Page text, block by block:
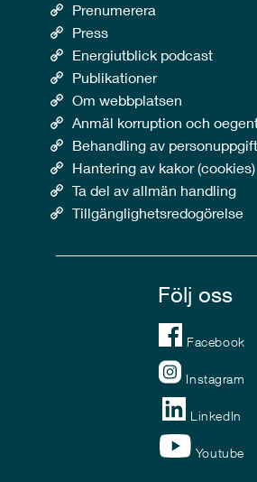
Prenumerera
Press
Energiutblick podcast
Publikationer
Om webbplatsen
Anmäl korruption och
Behandling av
Hantering av kakor (cookies)
Ta del av allmän handling
Tillgänglighetsredogörelse
Följ oss
Facebook
Instagram
LinkedIn
Youtube